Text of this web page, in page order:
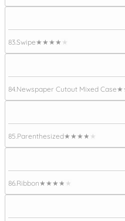
83.Swipe★★★★★
84. Newspaper Cutout Mixed Case
85. Parenthesized★★★★★
86. Ribbon★★★★★